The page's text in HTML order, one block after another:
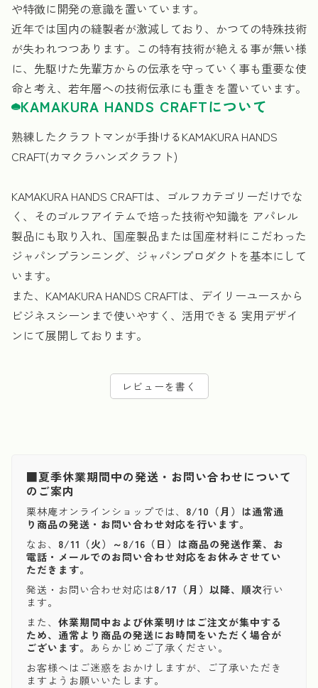
や特徴に開発の意識を置いています。
近年では国内の縫製者が激減しており、かつての特殊技術
が失われつつあります。この特有技術が絶える事が無い様
に、先駆けた先輩方からの伝承を守っていく事も重要な使
命と考え、若年層への技術伝承にも重きを置いています。
KAMAKURA HANDS CRAFTについて
熟練したクラフトマンが手掛けるKAMAKURA HANDS
CRAFT(カマクラハンズクラフト)
KAMAKURA HANDS CRAFTは、ゴルフカテゴリーだけでな
く、そのゴルフアイテムで培った技術や知識を アパレル
製品にも取り入れ、国産製品または国産材料にこだわった
ジャパンプランニング、ジャパンプロダクトを基本にして
います。
また、KAMAKURA HANDS CRAFTは、デイリーユースから
ビジネスシーンまで使いやすく、活用できる 実用デザイ
ンにて展開しております。
レビューを書く
■夏季休業期間中の発送・お問い合わせについて
のご案内
栗林庵オンラインショップでは、 8/10（月）は通常通
り商品の発送・お問い合わせ対応を行います。
なお、 8/11（火）～8/16（日）は商品の発送作業、お
電話・メールでのお問い合わせ対応をお休みさせてい
ただきます。
発送・お問い合わせ対応は8/17（月）以降、順次行い
ます。
また、 休業期間中および休業明けはご注文が集中する
ため、通常より商品の発送にお時間をいただく場合が
ございます。 あらかじめご了承ください。
お客様へはご迷惑をおかけしますが、ご了承いただき
ますようお願いいたします。